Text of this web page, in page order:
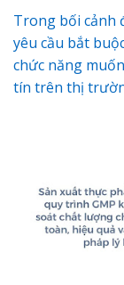
Trong bối cảnh
yêu cầu bắt
chức năng
tín trên thị